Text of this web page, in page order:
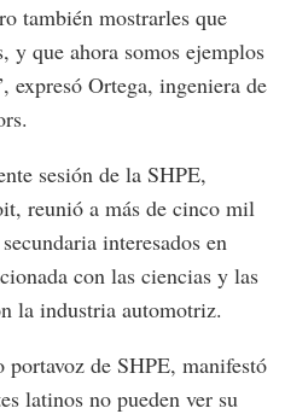
también mostrarles que
y que ahora somos ejemplos
expresó Ortega, ingeniera de
sesión de la SHPE,
reunió a más de cinco mil
interesados en
con las ciencias y las
la industria automotriz.
de SHPE, manifestó
latinos no pueden ver su